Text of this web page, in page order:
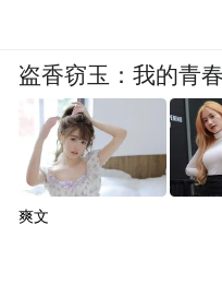
盗香窃玉：我的青
爽文